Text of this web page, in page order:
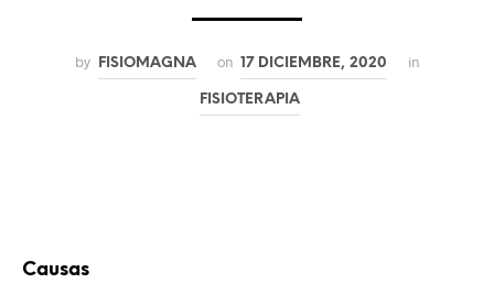
by FISIOMAGNA on 17 DICIEMBRE, 2020 in
FISIOTERAPIA
Causas